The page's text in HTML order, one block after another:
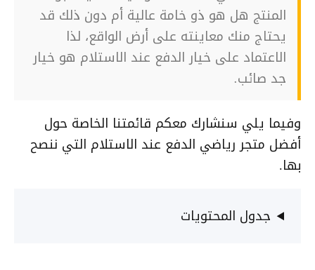
المنتج هل هو ذو خامة عالية أم دون ذلك قد
يحتاج منك معاينته على أرض الواقع، لذا
الاعتماد على خيار الدفع عند الاستلام هو خيار
جد صائب.
وفيما يلي سنشارك معكم قائمتنا الخاصة حول
أفضل متجر رياضي الدفع عند الاستلام التي ننصح
بها.
جدول المحتويات